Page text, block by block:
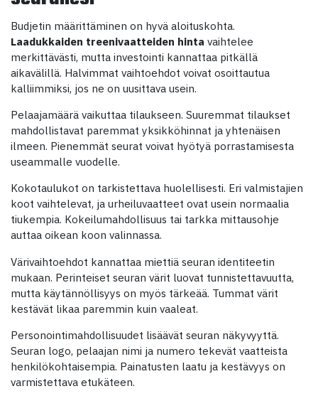
Budjetin määrittäminen on hyvä aloituskohta.
Laadukkaiden treenivaatteiden hinta vaihtelee
merkittävästi, mutta investointi kannattaa pitkällä
aikavälillä. Halvimmat vaihtoehdot voivat osoittautua
kalliimmiksi, jos ne on uusittava usein.
Pelaajamäärä vaikuttaa tilaukseen. Suuremmat tilaukset
mahdollistavat paremmat yksikköhinnat ja yhtenäisen
ilmeen. Pienemmät seurat voivat hyötyä porrastamisesta
useammalle vuodelle.
Kokotaulukot on tarkistettava huolellisesti. Eri valmistajien
koot vaihtelevat, ja urheiluvaatteet ovat usein normaalia
tiukempia. Kokeilumahdollisuus tai tarkka mittausohje
auttaa oikean koon valinnassa.
Värivaihtoehdot kannattaa miettiä seuran identiteetin
mukaan. Perinteiset seuran värit luovat tunnistettavuutta,
mutta käytännöllisyys on myös tärkeää. Tummat värit
kestävät likaa paremmin kuin vaaleat.
Personointimahdollisuudet lisäävät seuran näkyvyyttä.
Seuran logo, pelaajan nimi ja numero tekevät vaatteista
henkilökohtaisempia. Painatusten laatu ja kestävyys on
varmistettava etukäteen.